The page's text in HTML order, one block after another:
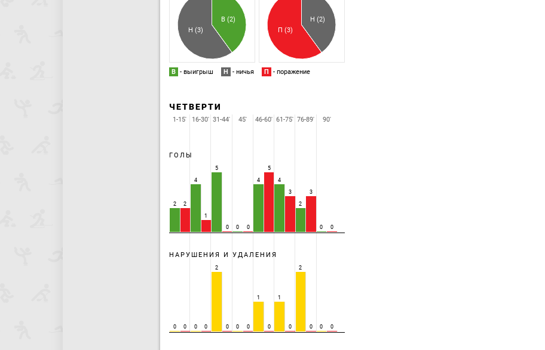
В (2)
Н (3)
Н (2)
П (3)
В - выигрыш Н - ничья П - поражение
ЧЕТВЕРТИ
ГОЛЫ
2 2
4
1
5
0 0 0
4
5
4
3
2
3
0 0
НАРУШЕНИЯ И УДАЛЕНИЯ
0 0 0 0
2
0 0 0
1
0
1
0
2
0 0 0
1-15' 16-30' 31-44' 45' 46-60' 61-75' 76-89' 90'